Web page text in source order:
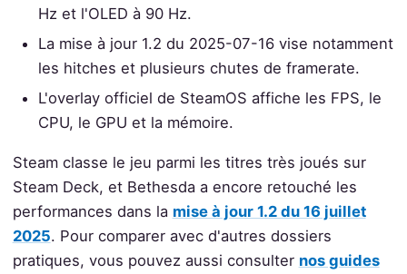
Hz et l'OLED à 90 Hz.
La mise à jour 1.2 du 2025-07-16 vise notamment
les hitches et plusieurs chutes de framerate.
L'overlay officiel de SteamOS affiche les FPS, le
CPU, le GPU et la mémoire.
Steam classe le jeu parmi les titres très joués sur
Steam Deck, et Bethesda a encore retouché les
performances dans la mise à jour 1.2 du 16 juillet
2025. Pour comparer avec d'autres dossiers
pratiques, vous pouvez aussi consulter nos guides